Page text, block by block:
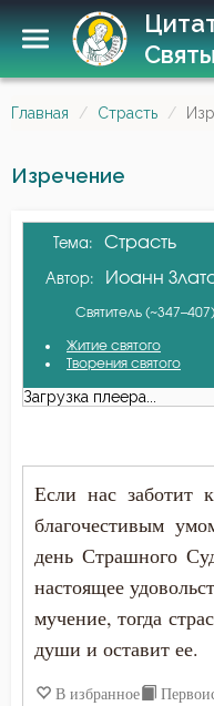
Главная Страсть
Изречение
Тема: Страсть
Автор: Иоанн
Святитель (~347–407)
Житие святого
Творения святого
Загрузка плеера...
Если нас заботит
благочестивым
день Страшного
настоящее
мучение, тогда
души и оставит ее.
В избранное